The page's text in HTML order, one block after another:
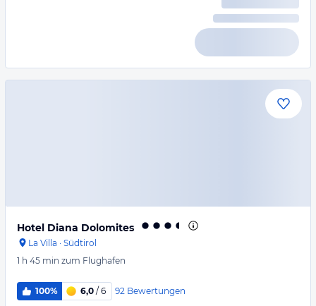
Hotel Diana Dolomites
La Villa · Südtirol
1 h 45 min zum Flughafen
100% 6,0 / 6 92 Bewertungen